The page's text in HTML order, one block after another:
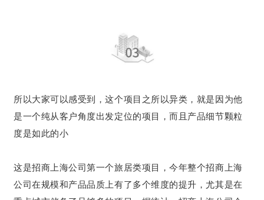
所以大家可以感受到，这个项目之所以异类，就是因为他
是一个纯从客户角度出发定位的项目，而且产品细节颗粒
度是如此的小
这是招商上海公司第一个旅居类项目，今年整个招商上海
公司在规模和产品品质上有了多个维度的提升，尤其是在